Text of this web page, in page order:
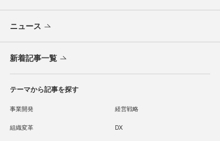
ニュース
新着記事一覧
テーマから記事を探す
事業開発 経営戦略
組織変革 DX